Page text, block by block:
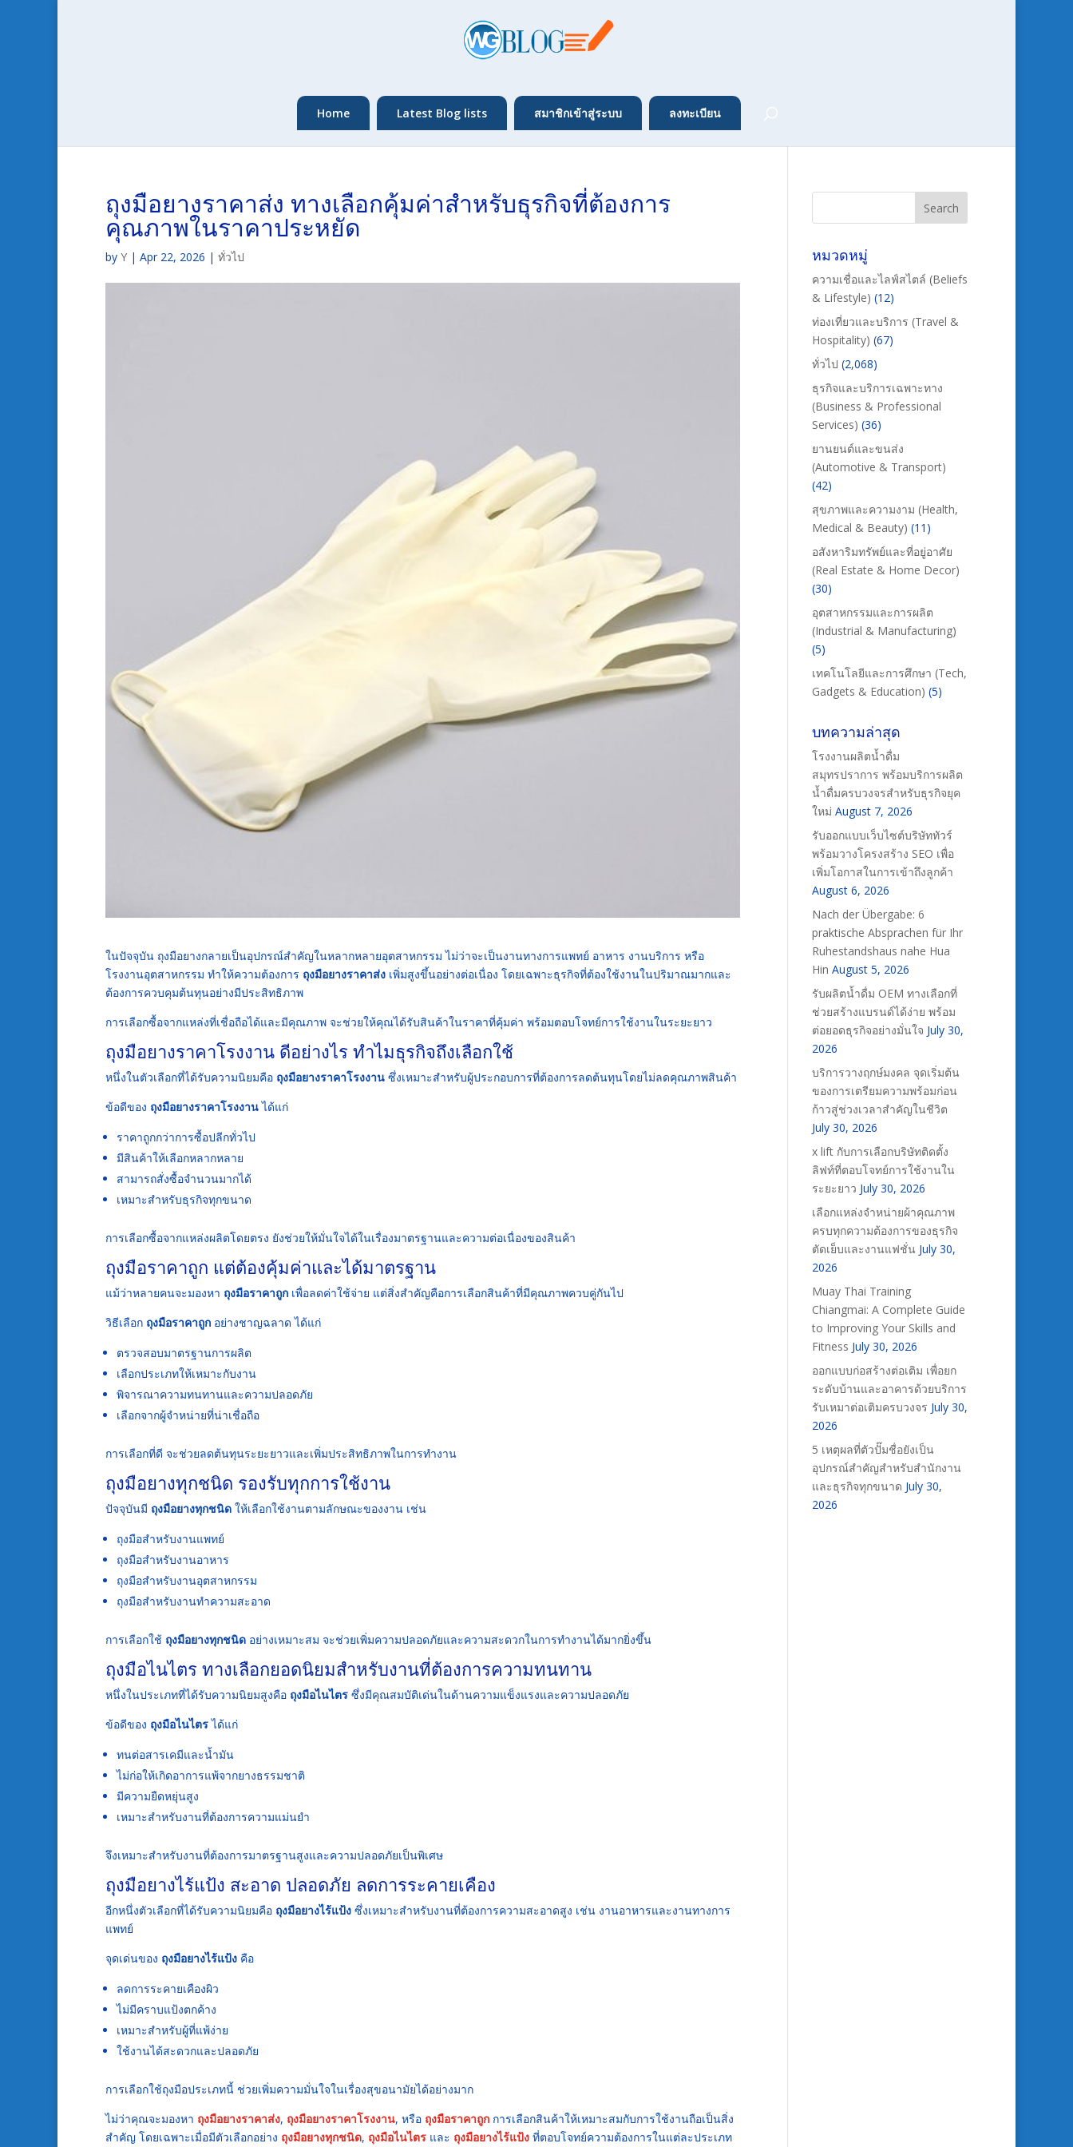
Home Latest Blog lists สมาชิกเข้าสู่ระบบ ลงทะเบียน
ถุงมือยางราคาส่ง ทางเลือกคุ้มค่าสำหรับธุรกิจที่ต้องการ
คุณภาพในราคาประหยัด
by Y | Apr 22, 2026 | ทั่วไป
ในปัจจุบัน ถุงมือยางกลายเป็นอุปกรณ์สำคัญในหลากหลายอุตสาหกรรม ไม่ว่าจะเป็นงานทางการแพทย์ อาหาร งานบริการ หรือ
โรงงานอุตสาหกรรม ทำให้ความต้องการ ถุงมือยางราคาส่ง เพิ่มสูงขึ้นอย่างต่อเนื่อง โดยเฉพาะธุรกิจที่ต้องใช้งานในปริมาณมากและ
ต้องการควบคุมต้นทุนอย่างมีประสิทธิภาพ
การเลือกซื้อจากแหล่งที่เชื่อถือได้และมีคุณภาพ จะช่วยให้คุณได้รับสินค้าในราคาที่คุ้มค่า พร้อมตอบโจทย์การใช้งานในระยะยาว
ถุงมือยางราคาโรงงาน ดีอย่างไร ทำไมธุรกิจถึงเลือกใช้
หนึ่งในตัวเลือกที่ได้รับความนิยมคือ ถุงมือยางราคาโรงงาน ซึ่งเหมาะสำหรับผู้ประกอบการที่ต้องการลดต้นทุนโดยไม่ลดคุณภาพสินค้า
ข้อดีของ ถุงมือยางราคาโรงงานได้แก่
ราคาถูกกว่าการซื้อปลีกทั่วไป
มีสินค้าให้เลือกหลากหลาย
สามารถสั่งซื้อจำนวนมากได้
เหมาะสำหรับธุรกิจทุกขนาด
การเลือกซื้อจากแหล่งผลิตโดยตรง ยังช่วยให้มั่นใจได้ในเรื่องมาตรฐานและความต่อเนื่องของสินค้า
ถุงมือราคาถูก แต่ต้องคุ้มค่าและได้มาตรฐาน
แม้ว่าหลายคนจะมองหา ถุงมือราคาถูก เพื่อลดค่าใช้จ่าย แต่สิ่งสำคัญคือการเลือกสินค้าที่มีคุณภาพควบคู่กันไป
วิธีเลือก ถุงมือราคาถูก อย่างชาญฉลาด ได้แก่
ตรวจสอบมาตรฐานการผลิต
เลือกประเภทให้เหมาะกับงาน
พิจารณาความทนทานและความปลอดภัย
เลือกจากผู้จำหน่ายที่น่าเชื่อถือ
การเลือกที่ดี จะช่วยลดต้นทุนระยะยาวและเพิ่มประสิทธิภาพในการทำงาน
ถุงมือยางทุกชนิด รองรับทุกการใช้งาน
ปัจจุบันมี ถุงมือยางทุกชนิด ให้เลือกใช้งานตามลักษณะของงาน เช่น
ถุงมือสำหรับงานแพทย์
ถุงมือสำหรับงานอาหาร
ถุงมือสำหรับงานอุตสาหกรรม
ถุงมือสำหรับงานทำความสะอาด
การเลือกใช้ ถุงมือยางทุกชนิด อย่างเหมาะสม จะช่วยเพิ่มความปลอดภัยและความสะดวกในการทำงานได้มากยิ่งขึ้น
ถุงมือไนไตร ทางเลือกยอดนิยมสำหรับงานที่ต้องการความทนทาน
หนึ่งในประเภทที่ได้รับความนิยมสูงคือ ถุงมือไนไตร ซึ่งมีคุณสมบัติเด่นในด้านความแข็งแรงและความปลอดภัย
ข้อดีของ ถุงมือไนไตรได้แก่
ทนต่อสารเคมีและน้ำมัน
ไม่ก่อให้เกิดอาการแพ้จากยางธรรมชาติ
มีความยืดหยุ่นสูง
เหมาะสำหรับงานที่ต้องการความแม่นยำ
จึงเหมาะสำหรับงานที่ต้องการมาตรฐานสูงและความปลอดภัยเป็นพิเศษ
ถุงมือยางไร้แป้ง สะอาด ปลอดภัย ลดการระคายเคือง
อีกหนึ่งตัวเลือกที่ได้รับความนิยมคือ ถุงมือยางไร้แป้ง ซึ่งเหมาะสำหรับงานที่ต้องการความสะอาดสูง เช่น งานอาหารและงานทางการ
แพทย์
จุดเด่นของ ถุงมือยางไร้แป้ง คือ
ลดการระคายเคืองผิว
ไม่มีคราบแป้งตกค้าง
เหมาะสำหรับผู้ที่แพ้ง่าย
ใช้งานได้สะดวกและปลอดภัย
การเลือกใช้ถุงมือประเภทนี้ ช่วยเพิ่มความมั่นใจในเรื่องสุขอนามัยได้อย่างมาก
ไม่ว่าคุณจะมองหา ถุงมือยางราคาส่ง, ถุงมือยางราคาโรงงาน, หรือ ถุงมือราคาถูก การเลือกสินค้าให้เหมาะสมกับการใช้งานถือเป็นสิ่ง
สำคัญ โดยเฉพาะเมื่อมีตัวเลือกอย่าง ถุงมือยางทุกชนิด, ถุงมือไนไตร และ ถุงมือยางไร้แป้ง ที่ตอบโจทย์ความต้องการในแต่ละประเภท
หมวดหมู่
ความเชื่อและไลฟ์สไตล์ (Beliefs
& Lifestyle) (12)
ท่องเที่ยวและบริการ (Travel &
Hospitality) (67)
ทั่วไป (2,068)
ธุรกิจและบริการเฉพาะทาง
(Business & Professional
Services) (36)
ยานยนต์และขนส่ง
(Automotive & Transport)
(42)
สุขภาพและความงาม (Health,
Medical & Beauty) (11)
อสังหาริมทรัพย์และที่อยู่อาศัย
(Real Estate & Home Decor)
(30)
อุตสาหกรรมและการผลิต
(Industrial & Manufacturing)
(5)
เทคโนโลยีและการศึกษา (Tech,
Gadgets & Education) (5)
บทความล่าสุด
โรงงานผลิตน้ำดื่ม
สมุทรปราการ พร้อมบริการผลิต
น้ำดื่มครบวงจรสำหรับธุรกิจยุค
ใหม่ August 7, 2026
รับออกแบบเว็บไซต์บริษัททัวร์
พร้อมวางโครงสร้าง SEO เพื่อ
เพิ่มโอกาสในการเข้าถึงลูกค้า
August 6, 2026
Nach der Übergabe: 6
praktische Absprachen für Ihr
Ruhestandshaus nahe Hua
Hin August 5, 2026
รับผลิตน้ำดื่ม OEM ทางเลือกที่
ช่วยสร้างแบรนด์ได้ง่าย พร้อม
ต่อยอดธุรกิจอย่างมั่นใจ July 30,
2026
บริการวางฤกษ์มงคล จุดเริ่มต้น
ของการเตรียมความพร้อมก่อน
ก้าวสู่ช่วงเวลาสำคัญในชีวิต
July 30, 2026
x lift กับการเลือกบริษัทติดตั้ง
ลิฟท์ที่ตอบโจทย์การใช้งานใน
ระยะยาว July 30, 2026
เลือกแหล่งจำหน่ายผ้าคุณภาพ
ครบทุกความต้องการของธุรกิจ
ตัดเย็บและงานแฟชั่น July 30,
2026
Muay Thai Training
Chiangmai: A Complete Guide
to Improving Your Skills and
Fitness July 30, 2026
ออกแบบก่อสร้างต่อเติม เพื่อยก
ระดับบ้านและอาคารด้วยบริการ
รับเหมาต่อเติมครบวงจร July 30,
2026
5 เหตุผลที่ตัวปั๊มชื่อยังเป็น
อุปกรณ์สำคัญสำหรับสำนักงาน
และธุรกิจทุกขนาด July 30,
2026